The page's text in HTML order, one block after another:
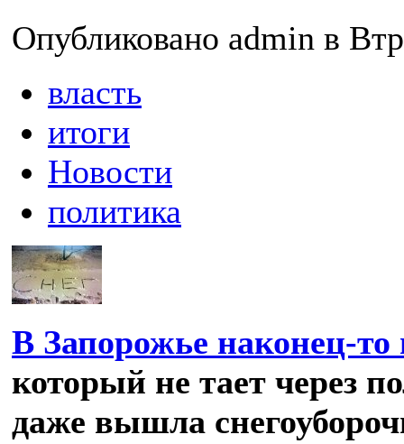
Опубликовано admin в
власть
итоги
Новости
политика
В Запорожье наконец-то
который не тает через
даже вышла